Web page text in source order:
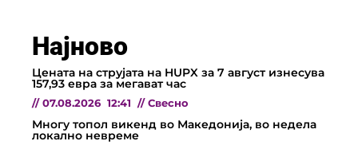
Најново
Цената на струјата на HUPX за 7 август изнесува
157,93 евра за мегават час
// 07.08.2026 12:41 // Свесно
Многу топол викенд во Македонија, во недела
локално невреме